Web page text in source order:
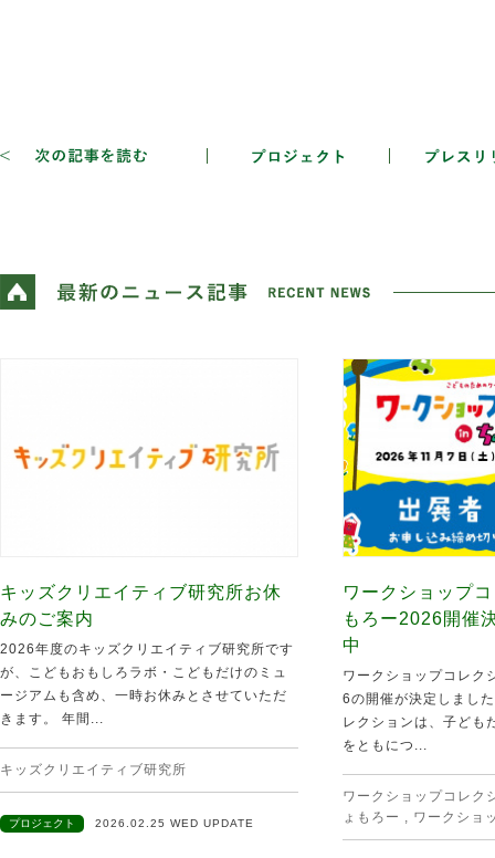
キッズクリエイティブ研究所お休
みのご案内
2026年度のキッズクリエイティブ研究所です
が、こどもおもしろラボ・こどもだけのミュ
ージアムも含め、一時お休みとさせていただ
きます。 年間...
キッズクリエイティブ研究所
プロジェクト 2026.02.25 WED UPDATE
ワークショップ
もろー2026開催
中
ワークショップコレク
6の開催が決定しまし
レクションは、子ども
をともにつ...
ワークショップコレク
ょもろー , ワークショ